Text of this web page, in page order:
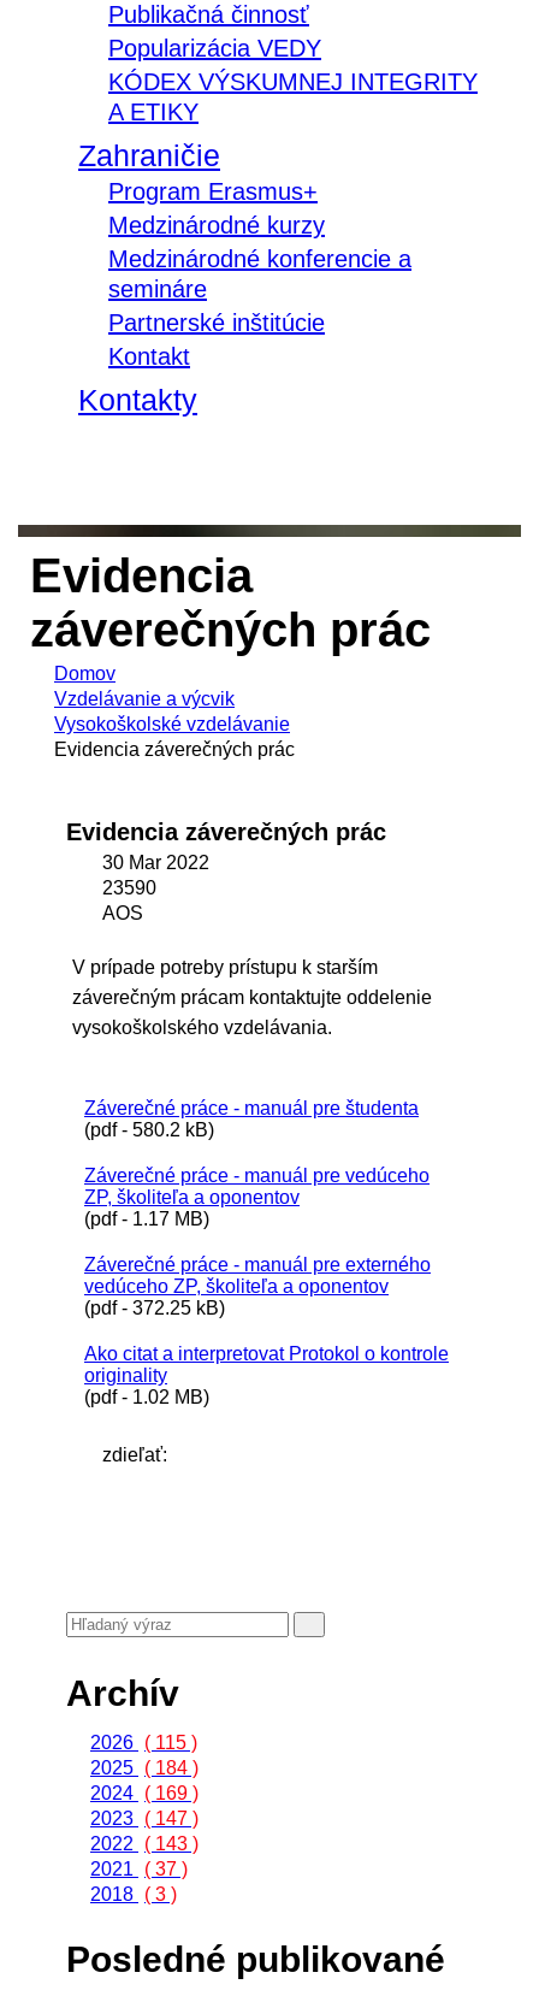
Publikačná činnosť
Popularizácia VEDY
KÓDEX VÝSKUMNEJ INTEGRITY
A ETIKY
Zahraničie
Program Erasmus+
Medzinárodné kurzy
Medzinárodné konferencie a
semináre
Partnerské inštitúcie
Kontakt
Kontakty
Evidencia
záverečných prác
Domov
Vzdelávanie a výcvik
Vysokoškolské vzdelávanie
Evidencia záverečných prác
Evidencia záverečných prác
30 Mar 2022
23590
AOS
V prípade potreby prístupu k starším
záverečným prácam kontaktujte oddelenie
vysokoškolského vzdelávania.
Záverečné práce - manuál pre študenta
(pdf - 580.2 kB)
Záverečné práce - manuál pre vedúceho
ZP, školiteľa a oponentov
(pdf - 1.17 MB)
Záverečné práce - manuál pre externého
vedúceho ZP, školiteľa a oponentov
(pdf - 372.25 kB)
Ako citat a interpretovat Protokol o kontrole
originality
(pdf - 1.02 MB)
zdieľať:
Archív
2026 ( 115 )
2025 ( 184 )
2024 ( 169 )
2023 ( 147 )
2022
( 143 )
2021
( 37 )
2018 ( 3 )
Posledné publikované